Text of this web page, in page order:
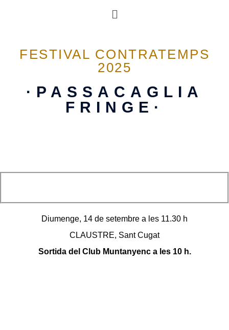
FESTIVAL CONTRATEMPS
2025
·PASSACAGLIA
FRINGE·
Diumenge, 14 de setembre a les 11.30 h
CLAUSTRE, Sant Cugat
Sortida del Club Muntanyenc a les 10 h.